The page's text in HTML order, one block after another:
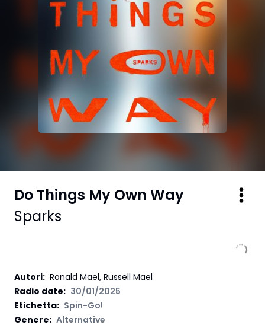
Do Things My Own Way
Sparks
Autori: Ronald Mael, Russell Mael
Radio date: 30/01/2025
Etichetta: Spin-Go!
Genere: Alternative